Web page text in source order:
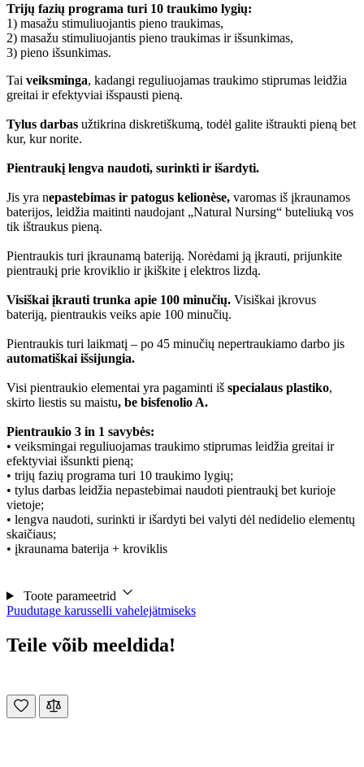
Trijų fazių programa turi 10 traukimo lygių:
1) masažu stimuliuojantis pieno traukimas,
2) masažu stimuliuojantis pieno traukimas ir išsunkimas,
3) pieno išsunkimas.
Tai veiksminga, kadangi reguliuojamas traukimo stiprumas leidžia
greitai ir efektyviai išspausti pieną.
Tylus darbas užtikrina diskretiškumą, todėl galite ištraukti pieną bet
kur, kur norite.
Pientraukį lengva naudoti, surinkti ir išardyti.
Jis yra nepastebimas ir patogus kelionėse, varomas iš įkraunamos
baterijos, leidžia maitinti naudojant „Natural Nursing“ buteliuką vos
tik ištraukus pieną.
Pientraukis turi įkraunamą bateriją. Norėdami ją įkrauti, prijunkite
pientraukį prie kroviklio ir įkiškite į elektros lizdą.
Visiškai įkrauti trunka apie 100 minučių. Visiškai įkrovus
bateriją, pientraukis veiks apie 100 minučių.
Pientraukis turi laikmatį – po 45 minučių nepertraukiamo darbo jis
automatiškai išsijungia.
Visi pientraukio elementai yra pagaminti iš specialaus plastiko,
skirto liestis su maistu, be bisfenolio A.
Pientraukio 3 in 1 savybės:
• veiksmingai reguliuojamas traukimo stiprumas leidžia greitai ir
efektyviai išsunkti pieną;
• trijų fazių programa turi 10 traukimo lygių;
• tylus darbas leidžia nepastebimai naudoti pientraukį bet kurioje
vietoje;
• lengva naudoti, surinkti ir išardyti bei valyti dėl nedidelio elementų
skaičiaus;
• įkraunama baterija + kroviklis
Toote parameetrid
Puudutage karusselli vahelejätmiseks
Teile võib meeldida!